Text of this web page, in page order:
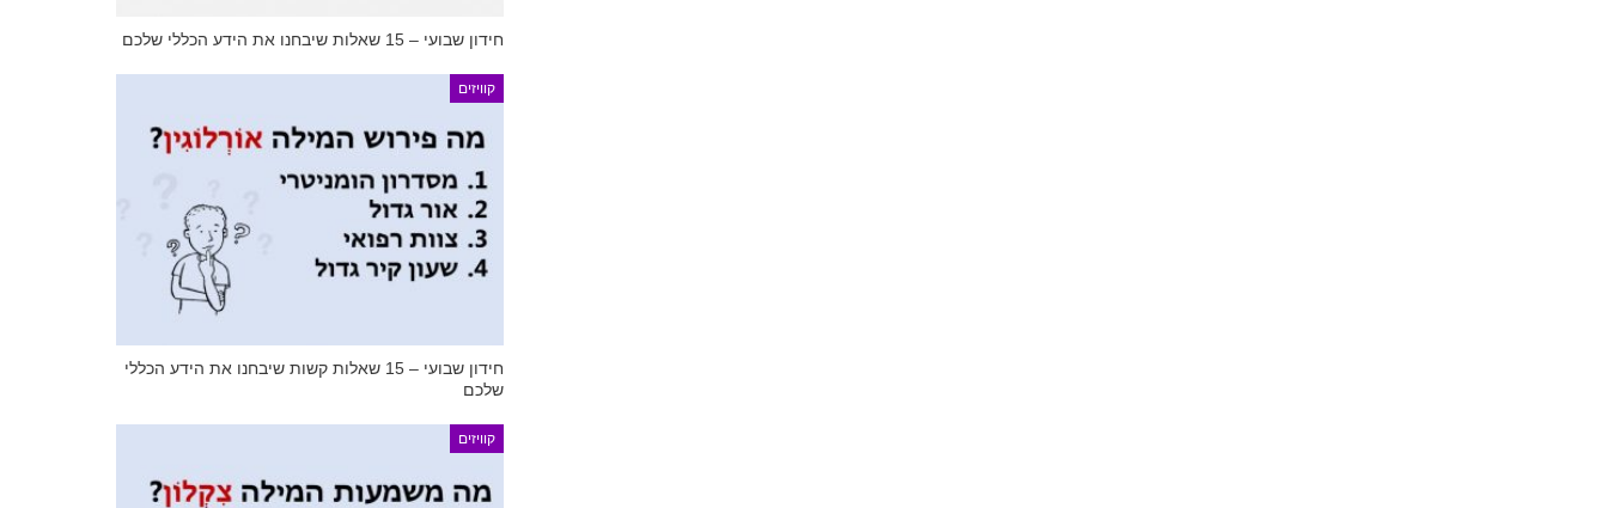
חידון שבועי – 15 שאלות שיבחנו את הידע הכללי שלכם
קוויזים
חידון שבועי – 15 שאלות קשות שיבחנו את הידע הכללי
שלכם
קוויזים